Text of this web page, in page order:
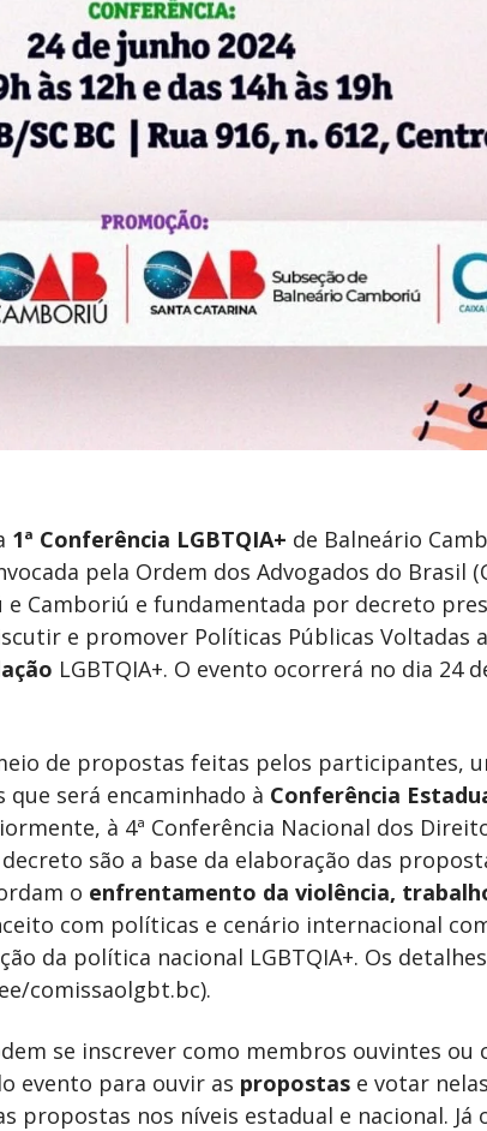
1ª Conferência LGBTQIA+ de Balneário
pela Ordem dos Advogados do Brasil
e Camboriú e fundamentada por decreto
e promover Políticas Públicas Voltadas
LGBTQIA+. O evento ocorrerá no dia 24
de propostas feitas pelos participantes,
será encaminhado à Conferência
à 4ª Conferência Nacional dos
são a base da elaboração das
o enfrentamento da violência,
com políticas e cenário internacional
da política nacional LGBTQIA+. Os
comissaolgbt.bc).
se inscrever como membros ouvintes ou
evento para ouvir as propostas e votar
propostas nos níveis estadual e nacional. Já